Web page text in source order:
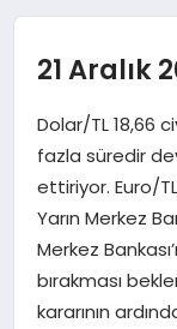
DÜNYA
EĞITIM
EKONOMI
21 Aralık
Dolar/TL 18,66
fazla süredir
ettiriyor. Euro/
Yarın Merkez
Merkez
bırakması
kararının